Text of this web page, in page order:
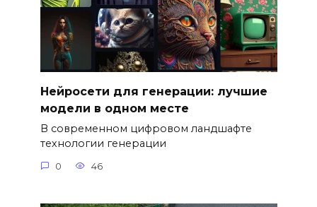
Нейросети для генерации: лучшие
модели в одном месте
В современном цифровом ландшафте
технологии генерации
0 46